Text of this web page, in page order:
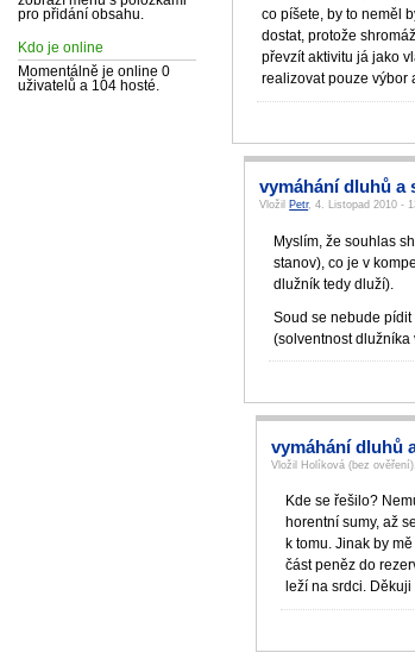
pro přidání obsahu.
Kdo je online
Momentálně je online 0
uživatelů a 104 hosté.
co píšete, by to neměl
dostat, protože
převzít aktivitu já jako
realizovat pouze výbor
vymáhání dluhů a
Vložil Petr, 4. Listopad 2010 -
Myslím, že souhlas
stanov), co je v
dlužník tedy dluží).
Soud se nebude
(solventnost dlužníka
vymáhání dluhů
Vložil Holíková (bez
Kde se řešilo?
horentní sumy, až
k tomu. Jinak by
část peněz do
leží na srdci. Děkuji